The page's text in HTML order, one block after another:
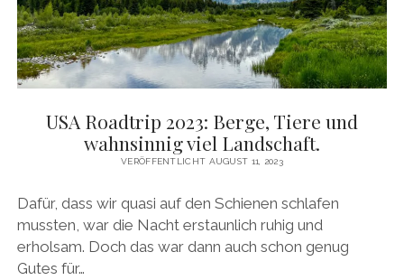
SPUREN
VON
2019.
USA Roadtrip 2023: Berge, Tiere und
wahnsinnig viel Landschaft.
VERÖFFENTLICHT AUGUST 11, 2023
Dafür, dass wir quasi auf den Schienen schlafen
mussten, war die Nacht erstaunlich ruhig und
erholsam. Doch das war dann auch schon genug
Gutes für…